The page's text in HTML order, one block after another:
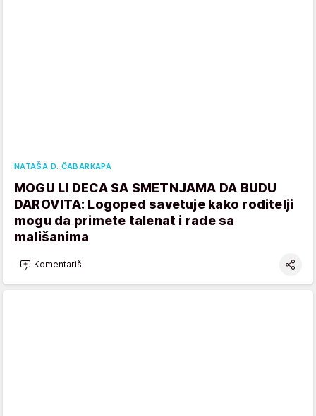
NATAŠA D. ČABARKAPA
MOGU LI DECA SA SMETNJAMA DA BUDU
DAROVITA: Logoped savetuje kako roditelji
mogu da primete talenat i rade sa
mališanima
Komentariši